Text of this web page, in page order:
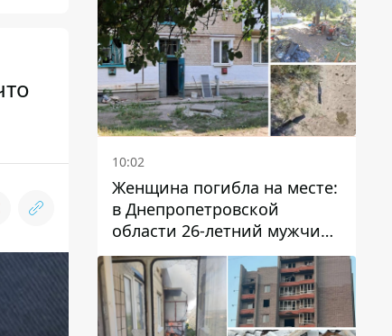
10:02
Женщина погибла на месте:
в Днепропетровской
области 26-летний мужчина
избил трех человек
металлическим предметом